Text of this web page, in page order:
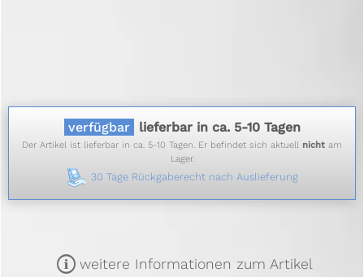
verfügbar lieferbar in ca. 5-10 Tagen
Der Artikel ist lieferbar in ca. 5-10 Tagen. Er befindet sich aktuell nicht am
Lager.
30 Tage Rückgaberecht nach Auslieferung
m weitere Informationen zum Artikel